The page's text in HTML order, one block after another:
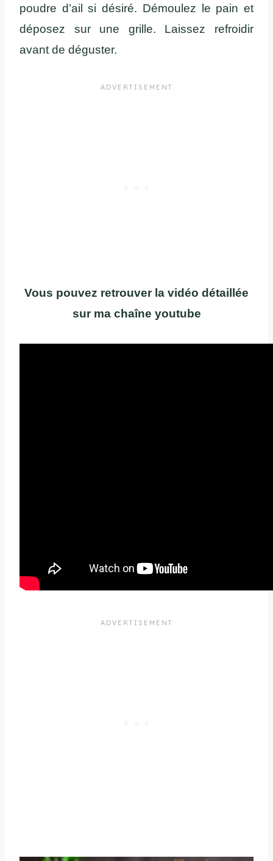
poudre d’ail si désiré. Démoulez le pain et
déposez sur une grille. Laissez refroidir
avant de déguster.
Vous pouvez retrouver la vidéo détaillée
sur ma chaîne youtube